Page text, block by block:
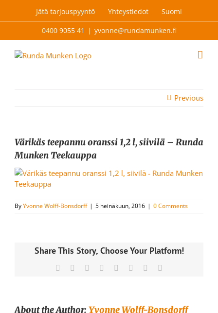
Jätä tarjouspyyntö Yhteystiedot Suomi
0400 9055 41 | yvonne@rundamunken.fi
Previous
Värikäs teepannu oranssi 1,2 l, siivilä – Runda
Munken Teekauppa
ByYvonne Wolff-Bonsdorff | 5 heinäkuun, 2016 | 0 Comments
Share This Story, Choose Your Platform!
Facebook Reddit LinkedIn
TumblrPinterest
About the Author:Yvonne Wolff-Bonsdorff